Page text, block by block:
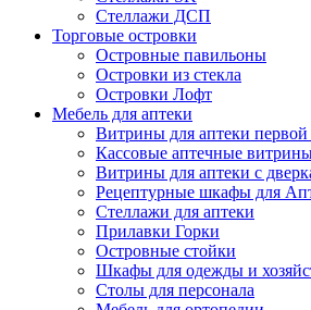
Стеллажи ДСП
Торговые островки
Островные павильоны
Островки из стекла
Островки Лофт
Мебель для аптеки
Витрины для аптеки
Кассовые аптечные
Витрины для аптеки с
Рецептурные шкафы для
Стеллажи для аптеки
Прилавки Горки
Островные стойки
Шкафы для одежды и
Столы для персонала